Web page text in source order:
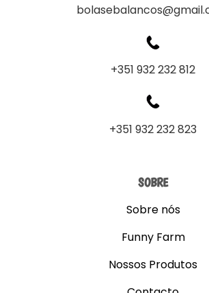
+351 932 232 812
+351 932 232 823
SOBRE
Sobre nós
Funny Farm
Nossos Produtos